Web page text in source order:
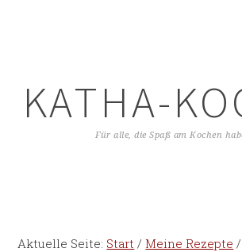
KATHA-
Für alle, die Spaß am Kochen
Aktuelle Seite: Start / Meine Rezepte /